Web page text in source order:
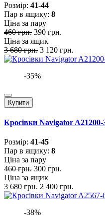
Розмiр: 41-44
Пар в ящику: 8
Ціна за пару
460 грн. 390 грн.
Ціна за ящик
3 680 грн. 3 120 грн.
-35%
Купити
Кросівки Navigator A21200-
Розмiр: 41-45
Пар в ящику: 8
Ціна за пару
460 грн. 300 грн.
Ціна за ящик
3 680 грн. 2 400 грн.
-38%